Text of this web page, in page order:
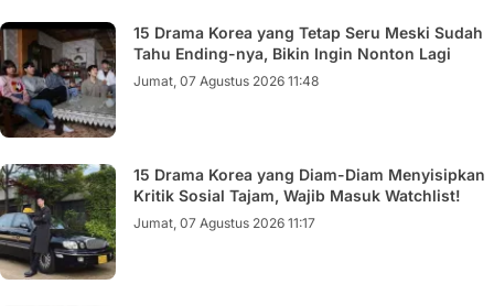
15 Drama Korea yang Tetap Seru Meski Sudah
Tahu Ending-nya, Bikin Ingin Nonton Lagi
Jumat, 07 Agustus 2026 11:48
15 Drama Korea yang Diam-Diam Menyisipkan
Kritik Sosial Tajam, Wajib Masuk Watchlist!
Jumat, 07 Agustus 2026 11:17